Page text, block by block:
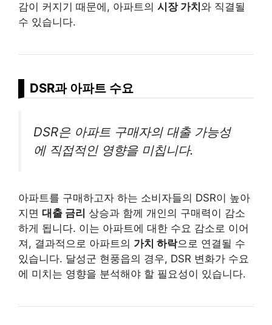
감이 커지기 때문에, 아파트의 시장 가치 와 직결될
수 있습니다.
DSR과 아파트 수요
DSR은 아파트 구매자의 대출 가능성
에 직접적인 영향을 미칩니다.
아파트를 구매하고자 하는 소비자들의 DSR이 높아
지면 대출 금리 상승과 함께 개인의 구매력이 감소
하게 됩니다. 이는 아파트에 대한 수요 감소로 이어
져, 결과적으로 아파트의 가치 하락으로 연결될 수
있습니다. 달성군 현풍읍의 경우, DSR 변화가 수요
에 미치는 영향을 분석해야 할 필요성이 있습니다.